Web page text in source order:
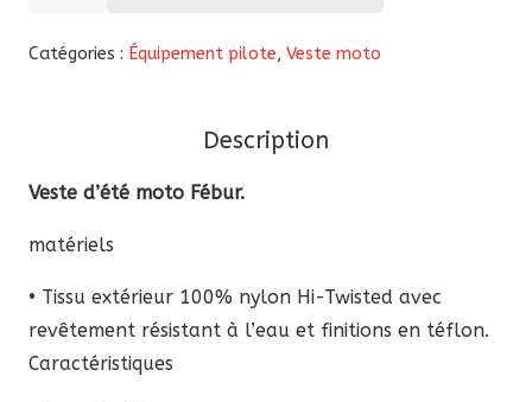
Veste
Catégories : Équipement pilote, Veste moto
Description
Veste d’été moto Fébur.
matériels
• Tissu extérieur 100% nylon Hi-Twisted avec
revêtement résistant à l’eau et finitions en téflon.
Caractéristiques